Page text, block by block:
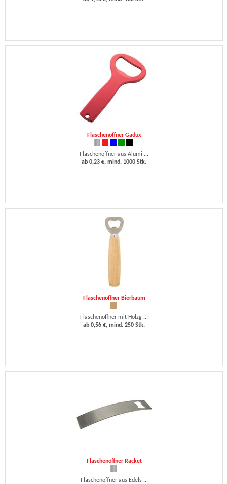
Flaschenöffner Gadux
Flaschenöffner aus Alumi ...
ab 0,23 €, mind. 1000 Stk.
Flaschenöffner Bierbaum
Flaschenöffner mit Holzg ...
ab 0,56 €, mind. 250 Stk.
Flaschenöffner Racket
Flaschenöffner aus Edels ...